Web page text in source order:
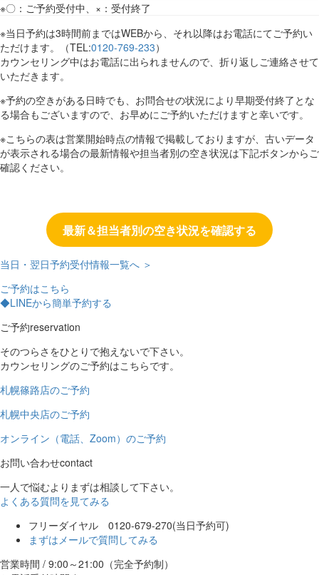
※〇：ご予約受付中、×：受付終了
※当日予約は3時間前まではWEBから、それ以降はお電話にてご予約い
ただけます。（TEL:0120-769-233）
カウンセリング中はお電話に出られませんので、折り返しご連絡させて
いただきます。
※予約の空きがある日時でも、お問合せの状況により早期受付終了とな
る場合もございますので、お早めにご予約いただけますと幸いです。
※こちらの表は営業開始時点の情報で掲載しておりますが、古いデータ
が表示される場合の最新情報や担当者別の空き状況は下記ボタンからご
確認ください。
最新＆担当者別の空き状況を確認する
当日・翌日予約受付情報一覧へ ＞
ご予約はこちら
◆LINEから簡単予約する
ご予約reservation
そのつらさをひとりで抱えないで下さい。
カウンセリングのご予約はこちらです。
札幌篠路店のご予約
札幌中央店のご予約
オンライン（電話、Zoom）のご予約
お問い合わせcontact
一人で悩むよりまずは相談して下さい。
よくある質問を見てみる
フリーダイヤル 0120-679-270(当日予約可)
まずはメールで質問してみる
営業時間 / 9:00～21:00（完全予約制）